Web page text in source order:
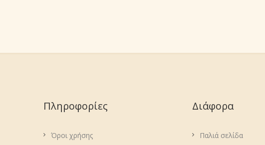
Πληροφορίες
Όροι χρήσης
Διάφορα
Παλιά σελίδα